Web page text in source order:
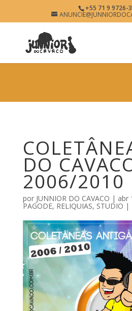
COLETÂNEAS JR DO
2006/2010 • JUNNIOR DO
CAVACO • O SITE DO
PAGODÃO
www.junniordocavaco.com.br
+55 71 9 9726-
DO
2006/2010
por JUNNIOR DO CAVACO | abr
PAGODE, RELIQUIAS, STUDIO |
× Free - In Google Play